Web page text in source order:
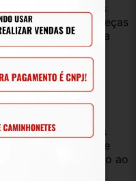
veículos
nem todas as peças
à vontade para
veículo, em
25 anos
vans,
Todas com
Produtos
e proveniente de
baixados junto ao